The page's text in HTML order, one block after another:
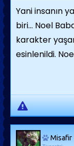
Yani insanın
biri... Noel
karakter
esinlenildi.
Misafir